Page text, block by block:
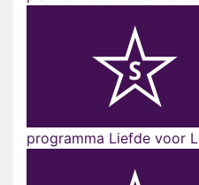
programma Liefde voor